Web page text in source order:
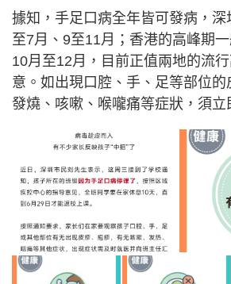
據知，手足口病全年皆可發病，
至7月、9至11月；香港的高峰期
10月至12月，目前正值兩地的流
意。如出現口腔、手、足等部位
發燒、咳嗽、喉嚨痛等症狀，須立